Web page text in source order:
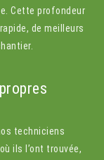
Cette profondeur
de meilleurs
techniciens
ils l’ont trouvée,